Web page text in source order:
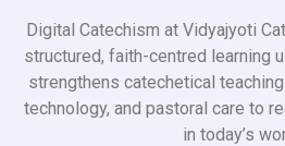
Digital Catechism at Vidyajyoti
structured, faith-centred learning
strengthens catechetical
technology, and pastoral care to
in today’s